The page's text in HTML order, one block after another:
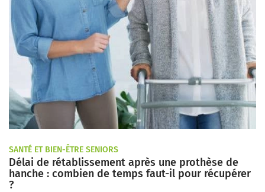
SANTÉ ET BIEN-ÊTRE SENIORS
Délai de rétablissement après une prothèse de
hanche : combien de temps faut-il pour récupérer
?